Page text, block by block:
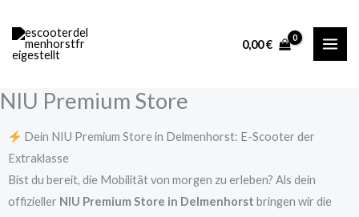
Inhalt
springen
0,00€
NIU Premium Store
Dein NIU Premium Store in Delmenhorst: E-Scooter der
Extraklasse
Bist du bereit, die Mobilität von morgen zu erleben? Als dein
offizieller NIU Premium Store in Delmenhorst bringen wir die